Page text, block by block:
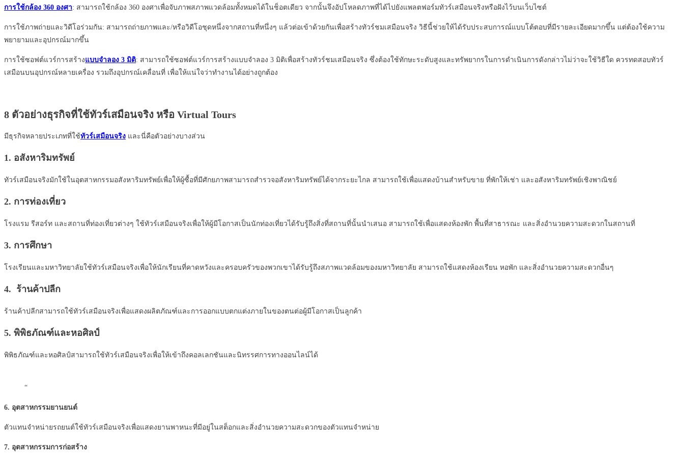
การใช้กล้อง 360 องศา: สามารถใช้กล้อง 360 องศาเพื่อจับภาพสภาพแวดล้อมทั้งหมดได้ในช็อตเดียว จากนั้นจึงอัปโหลดภาพที่ได้ไปยังแพลตฟอร์มทัวร์เสมือนจริงหรือฝังไว้บนเว็บไซต์
การใช้ภาพถ่ายและวิดีโอร่วมกัน: สามารถถ่ายภาพและ/หรือวิดีโอชุดหนึ่งจากสถานที่หนึ่งๆ แล้วต่อเข้าด้วยกันเพื่อสร้างทัวร์ชมเสมือนจริง วิธีนี้ช่วยให้ได้รับประสบการณ์แบบโต้ตอบที่มีรายละเอียดมากขึ้น แต่ต้องใช้ความ
พยายามและอุปกรณ์มากขึ้น
การใช้ซอฟต์แวร์การสร้างแบบจำลอง 3 มิติ: สามารถใช้ซอฟต์แวร์การสร้างแบบจำลอง 3 มิติเพื่อสร้างทัวร์ชมเสมือนจริง ซึ่งต้องใช้ทักษะระดับสูงและทรัพยากรในการดำเนินการดังกล่าวไม่ว่าจะใช้วิธีใด ควรทดสอบทัวร์
เสมือนบนอุปกรณ์หลายเครื่อง รวมถึงอุปกรณ์เคลื่อนที่ เพื่อให้แน่ใจว่าทำงานได้อย่างถูกต้อง
8 ตัวอย่างธุรกิจที่ใช้ทัวร์เสมือนจริง หรือ Virtual Tours
มีธุรกิจหลายประเภทที่ใช้ทัวร์เสมือนจริง และนี่คือตัวอย่างบางส่วน
1. อสังหาริมทรัพย์
ทัวร์เสมือนจริงมักใช้ในอุตสาหกรรมอสังหาริมทรัพย์เพื่อให้ผู้ซื้อที่มีศักยภาพสามารถสำรวจอสังหาริมทรัพย์ได้จากระยะไกล สามารถใช้เพื่อแสดงบ้านสำหรับขาย ที่พักให้เช่า และอสังหาริมทรัพย์เชิงพาณิชย์
2. การท่องเที่ยว
โรงแรม รีสอร์ท และสถานที่ท่องเที่ยวต่างๆ ใช้ทัวร์เสมือนจริงเพื่อให้ผู้มีโอกาสเป็นนักท่องเที่ยวได้รับรู้ถึงสิ่งที่สถานที่นั้นนำเสนอ สามารถใช้เพื่อแสดงห้องพัก พื้นที่สาธารณะ และสิ่งอำนวยความสะดวกในสถานที่
3. การศึกษา
โรงเรียนและมหาวิทยาลัยใช้ทัวร์เสมือนจริงเพื่อให้นักเรียนที่คาดหวังและครอบครัวของพวกเขาได้รับรู้ถึงสภาพแวดล้อมของมหาวิทยาลัย สามารถใช้แสดงห้องเรียน หอพัก และสิ่งอำนวยความสะดวกอื่นๆ
4. ร้านค้าปลีก
ร้านค้าปลีกสามารถใช้ทัวร์เสมือนจริงเพื่อแสดงผลิตภัณฑ์และการออกแบบตกแต่งภายในของตนต่อผู้มีโอกาสเป็นลูกค้า
5. พิพิธภัณฑ์และหอศิลป์
พิพิธภัณฑ์และหอศิลป์สามารถใช้ทัวร์เสมือนจริงเพื่อให้เข้าถึงคอลเลกชันและนิทรรศการทางออนไลน์ได้
“
6. อุตสาหกรรมยานยนต์
ตัวแทนจำหน่ายรถยนต์ใช้ทัวร์เสมือนจริงเพื่อแสดงยานพาหนะที่มีอยู่ในสต็อกและสิ่งอำนวยความสะดวกของตัวแทนจำหน่าย
7. อุตสาหกรรมการก่อสร้าง